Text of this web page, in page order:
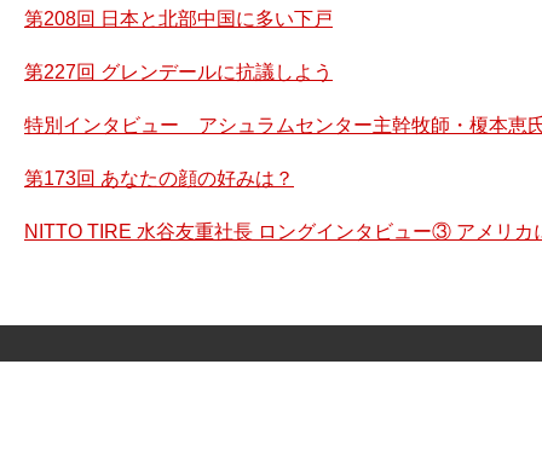
第208回 日本と北部中国に多い下戸
第227回 グレンデールに抗議しよう
特別インタビュー アシュラムセンター主幹牧師・榎本恵
第173回 あなたの顔の好みは？
NITTO TIRE 水谷友重社長 ロングインタビュー③ アメリカ